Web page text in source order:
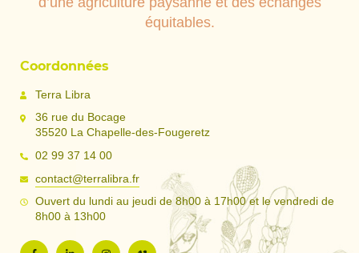
équitables.
Coordonnées
Terra Libra
36 rue du Bocage
35520 La Chapelle-des-Fougeretz
02 99 37 14 00
contact@terralibra.fr
Ouvert du lundi au jeudi de 8h00 à 17h00 et le vendredi de
8h00 à 13h00